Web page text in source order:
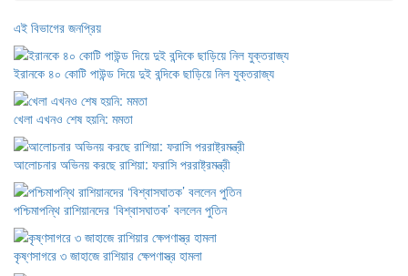
এই বিভাগের জনপ্রিয়
ইরানকে ৪০ কোটি পাউন্ড দিয়ে দুই বন্দিকে ছাড়িয়ে নিল যুক্তরাজ্য
খেলা এখনও শেষ হয়নি: মমতা
আলোচনার অভিনয় করছে রাশিয়া: ফরাসি পররাষ্ট্রমন্ত্রী
পশ্চিমাপন্থি রাশিয়ানদের ‘বিশ্বাসঘাতক’ বললেন পুতিন
কৃষ্ণসাগরে ৩ জাহাজে রাশিয়ার ক্ষেপণাস্ত্র হামলা